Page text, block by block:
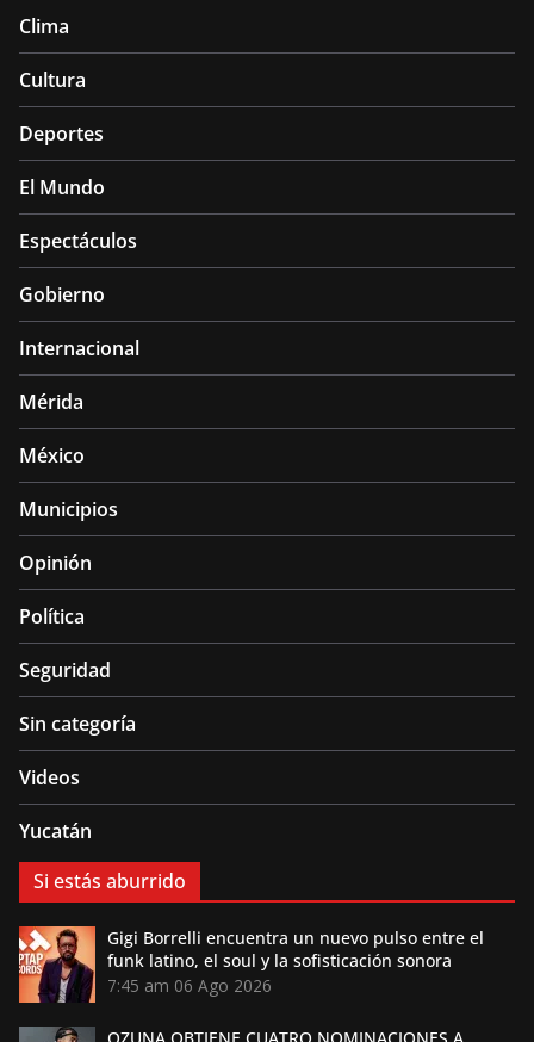
Clima
Cultura
Deportes
El Mundo
Espectáculos
Gobierno
Internacional
Mérida
México
Municipios
Opinión
Política
Seguridad
Sin categoría
Videos
Yucatán
Si estás aburrido
Gigi Borrelli encuentra un nuevo pulso entre el
funk latino, el soul y la sofisticación sonora
7:45 am 06 Ago 2026